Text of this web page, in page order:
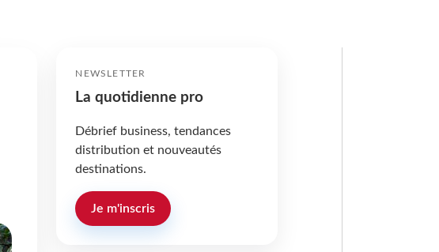
NEWSLETTER
La quotidienne pro
Débrief business, tendances
distribution et nouveautés
destinations.
Je m'inscris